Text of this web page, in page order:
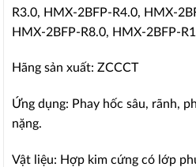
R3.0, HMX-2BFP-R4.0, HMX-
HMX-2BFP-R8.0, HMX-2BFP-
Hãng sản xuất: ZCCCT
Ứng dụng: Phay hốc sâu, rãnh,
nặng.
Vật liệu: Hợp kim cứng có lớp